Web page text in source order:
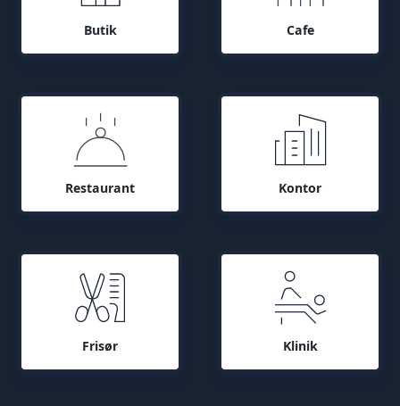
Butik Cafe
Restaurant Kontor
Frisør Klinik